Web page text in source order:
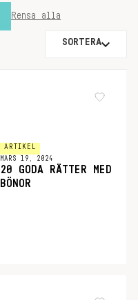
Rensa alla
SORTERA
ARTIKEL
MARS 19, 2024
20 GODA RÄTTER MED
BÖNOR